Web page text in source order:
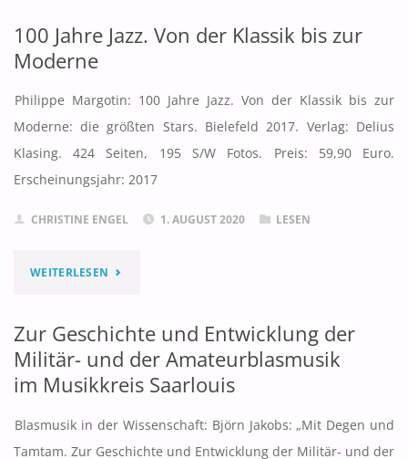
BLASMUSIK"
100 Jahre Jazz. Von der Klassik bis zur
Moderne
Philippe Margotin: 100 Jahre Jazz. Von der Klassik bis zur
Moderne: die größten Stars. Bielefeld 2017. Verlag: Delius
Klasing. 424 Seiten, 195 S/W Fotos. Preis: 59,90 Euro.
Erscheinungsjahr: 2017
CHRISTINE ENGEL 1. AUGUST 2020 LESEN
WEITERLESEN "100
JAZZ.
VON
KLASSIK
Zur Geschichte und Entwicklung der
Militär- und der Amateurblasmusik
im Musikkreis Saarlouis
Blasmusik in der Wissenschaft: Björn Jakobs: „Mit Degen und
Tamtam. Zur Geschichte und Entwicklung der Militär- und der